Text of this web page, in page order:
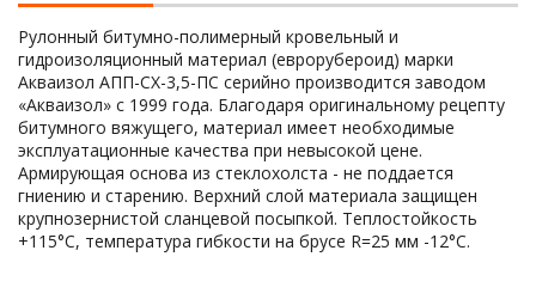
Рулонный битумно-полимерный кровельный и
гидроизоляционный материал (еврорубероид) марки
Акваизол АПП-СХ-3,5-ПС серийно производится заводом
«Акваизол» с 1999 года. Благодаря оригинальному рецепту
битумного вяжущего, материал имеет необходимые
эксплуатационные качества при невысокой цене.
Армирующая основа из стеклохолста - не поддается
гниению и старению. Верхний слой материала защищен
крупнозернистой сланцевой посыпкой. Теплостойкость
+115°С, температура гибкости на брусе R=25 мм -12°С.